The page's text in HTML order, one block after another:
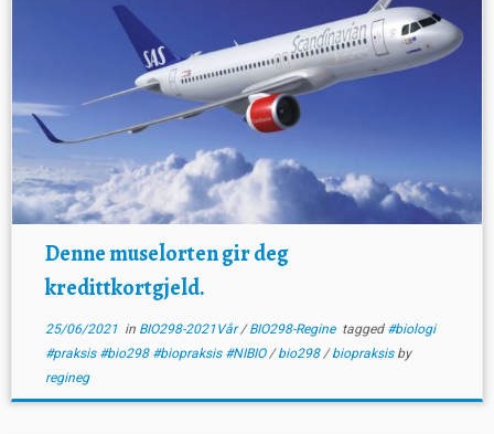
Denne muselorten gir deg
kredittkortgjeld.
25/06/2021in BIO298-2021Vår/BIO298-Regine tagged #biologi
#praksis #bio298 #biopraksis #NIBIO/bio298/biopraksis by
regineg